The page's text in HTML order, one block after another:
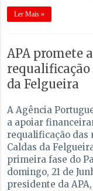
Ler Mais »
APA promete
requalificação
da Felgueira
A Agência
a apoiar
requalificação das
Caldas da
primeira fase do
domingo, 21 de
presidente da